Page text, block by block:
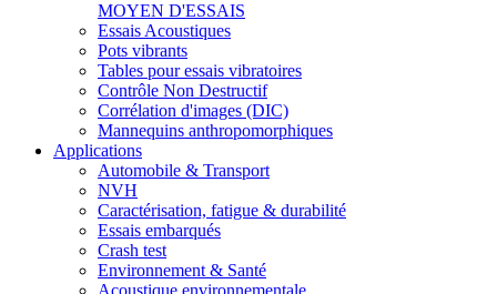
MOYEN D'ESSAIS
Essais Acoustiques
Pots vibrants
Tables pour essais vibratoires
Contrôle Non Destructif
Corrélation d'images (DIC)
Mannequins anthropomorphiques
Applications
Automobile & Transport
NVH
Caractérisation, fatigue & durabilité
Essais embarqués
Crash test
Environnement & Santé
Acoustique environnementale